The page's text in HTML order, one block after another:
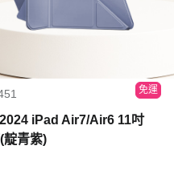
免運
iPad Air7/Air6 11吋
靛青紫)